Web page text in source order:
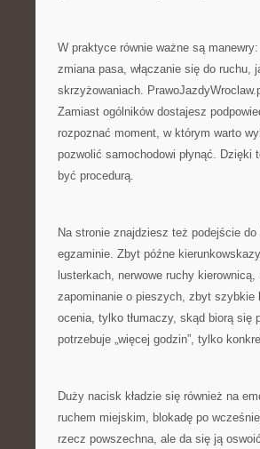
W praktyce równie ważne są
zmiana pasa, włączanie się do ruchu,
skrzyżowaniach.
Zamiast ogólników dostajesz
rozpoznać moment, w którym warto
pozwolić samochodowi płynąć. Dzięki
być procedurą.
Na stronie znajdziesz też podejście
egzaminie. Zbyt późne
lusterkach, nerwowe ruchy
zapominanie o pieszych, zbyt szybkie
ocenia, tylko tłumaczy, skąd biorą
potrzebuje „więcej godzin”, tylko
Duży nacisk kładzie się również na
ruchem miejskim, blokadę po
rzecz powszechna, ale da się ją